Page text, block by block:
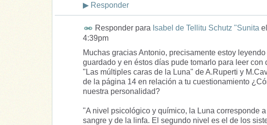
▶ Responder
Responder para Isabel de Tellitu Schutz "Sunita el
4:39pm
Muchas gracias Antonio, precisamente estoy
guardado y en éstos días pude tomarlo para leer con
"Las múltiples caras de la Luna" de A.Ruperti y
de la página 14 en relación a tu cuestionamiento
nuestra personalidad?
"A nivel psicológico y químico, la Luna corresponde
sangre y de la linfa. El segundo nivel es el de los